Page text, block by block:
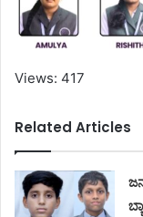
Views: 417
Related Articles